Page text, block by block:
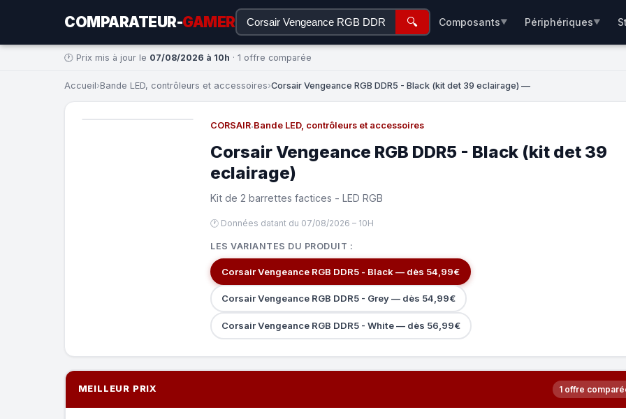
COMPARATEUR-GAMER 🔍 Composants▼ Périphériques▼
🕐 Prix mis à jour le 07/08/2026 à 10h · 1 offre comparée
Accueil›Bande LED, contrôleurs et accessoires›Corsair Vengeance RGB DDR5 - Black (kit det 39 eclairage) —
CORSAIR·Bande LED, contrôleurs et accessoires
Corsair Vengeance RGB DDR5 - Black (kit det 39
eclairage)
Kit de 2 barrettes factices - LED RGB
🕐 Données datant du 07/08/2026 – 10H
LES VARIANTES DU PRODUIT :
Corsair Vengeance RGB DDR5 - Black — dès 54,99€
Corsair Vengeance RGB DDR5 - Grey — dès 54,99€
Corsair Vengeance RGB DDR5 - White — dès 56,99€
MEILLEUR PRIX 1 offre